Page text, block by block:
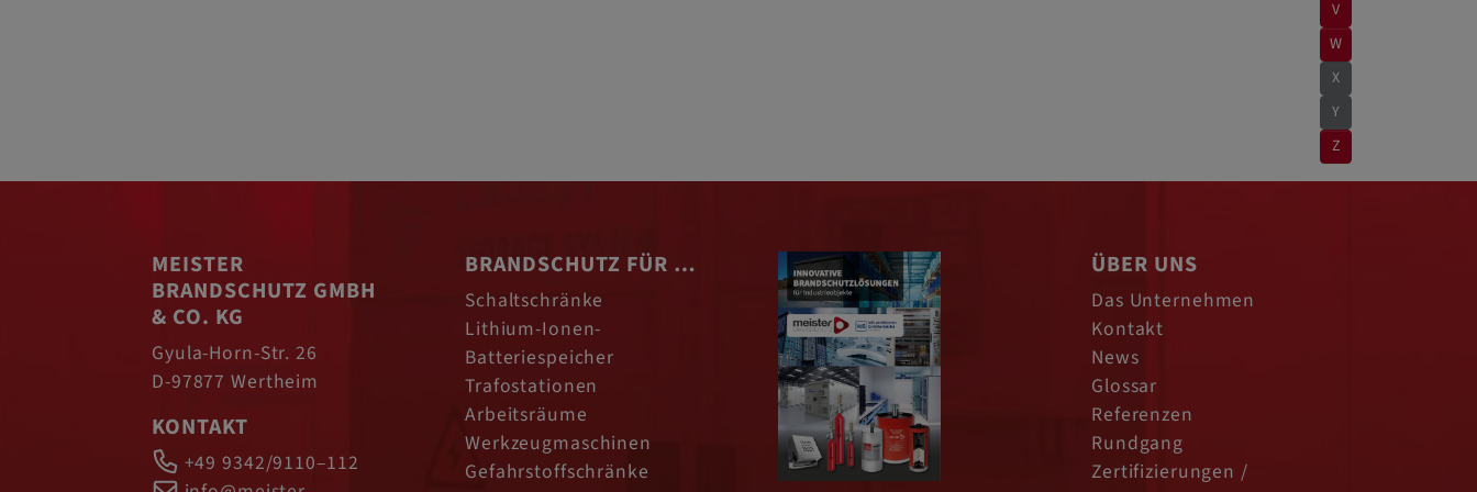
V
W
X
Y
Z
MEISTER
BRANDSCHUTZ GMBH
& CO. KG
Gyula-Horn-Str. 26
D-97877 Wertheim
KONTAKT
+49 9342/9110–112
BRANDSCHUTZ FÜR …
Schaltschränke
Lithium-Ionen-
Batteriespeicher
Trafostationen
Arbeitsräume
Werkzeugmaschinen
Gefahrstoffschränke
ÜBER UNS
Das Unternehmen
Kontakt
News
Glossar
Referenzen
Rundgang
Zertifizierungen /